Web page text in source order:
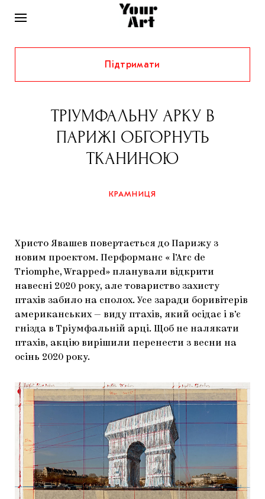
НОВИНИ
ІНТЕРВ’Ю
ХУДОЖНИКИ
КУРАТОРИ
РІДНИЙ КРАЙ
ФЕСТИВАЛІ
КОЛЕКЦІЇ
ГАЛЕРЕЇ
АРТЦЕНТРИ
СТАТТІ
КОНСПЕКТИ
КНИЖКИ І ЖУРНАЛИ
ЗАПАЛЕННЯ
ЯК ПІДТРИМУВАТИ УКРАЇНСЬКЕ МИСТЕЦТВО
МАРІУПОЛЬСЬКІ МАРГІНАЛІЇ
CARPATHIAN CULT ПРО РІЗДВЯНІ СВЯТА
КРАМНИЦЯ
Підтримати
ТРІУМФАЛЬНУ АРКУ В
ПАРИЖІ ОБГОРНУТЬ
ТКАНИНОЮ
КРАМНИЦЯ
Христо Явашев повертається до Парижу з
новим проектом. Перформанс « l’Arc de
Triomphe, Wrapped» планували відкрити
навесні 2020 року, але товариство захисту
птахів забило на сполох. Усе заради боривітерів
американських — виду птахів, який осідає і в’є
гнізда в Тріумфальній арці. Щоб не налякати
птахів, акцію вирішили перенести з весни на
осінь 2020 року.